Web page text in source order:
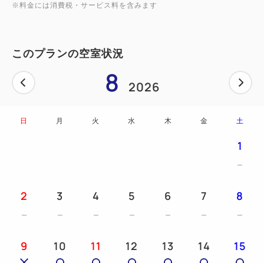
※料金には消費税・サービス料を含みます
このプランの空室状況
8 2026
日 月 火 水 木 金 土
1
2 3 4 5 6 7 8
9 10 11 12 13 14 15